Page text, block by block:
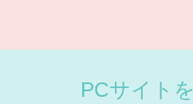
PCサイト